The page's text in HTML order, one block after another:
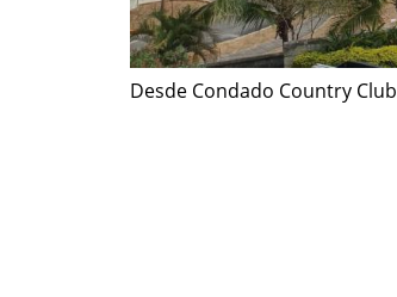
Desde Condado Country Club